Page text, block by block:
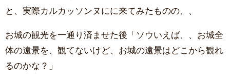
と、実際カルカッソンヌにに来てみたものの、、
お城の観光を一通り済ませた後「ソウいえば、、お城全
体の遠景を、観てないけど、お城の遠景はどこから観れ
るのかな？」